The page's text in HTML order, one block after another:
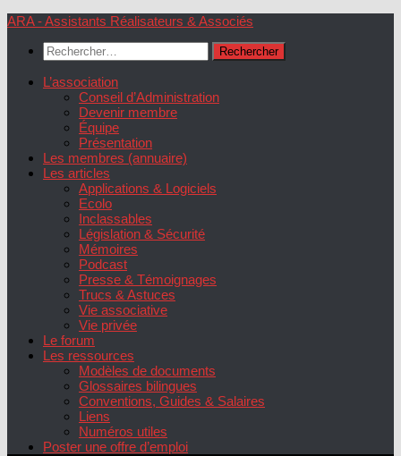
Skip
content
ARA - Assistants Réalisateurs & Associés
Rechercher :
L’association
Conseil d’Administration
Devenir membre
Équipe
Présentation
Les membres (annuaire)
Les articles
Applications & Logiciels
Ecolo
Inclassables
Législation & Sécurité
Mémoires
Podcast
Presse & Témoignages
Trucs & Astuces
Vie associative
Vie privée
Le forum
Les ressources
Modèles de documents
Glossaires bilingues
Conventions, Guides & Salaires
Liens
Numéros utiles
Poster une offre d’emploi